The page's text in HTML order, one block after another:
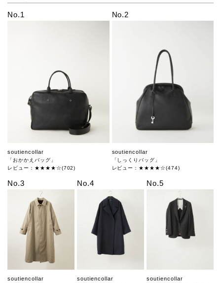
No.1
soutiencollar
「おかかえバッグ」
レビュー：★★★★☆(702)
No.2
soutiencollar
「しっくりバッグ」
レビュー：★★★★☆(474)
No.3
soutiencollar
No.4
soutiencollar
No.5
soutiencollar